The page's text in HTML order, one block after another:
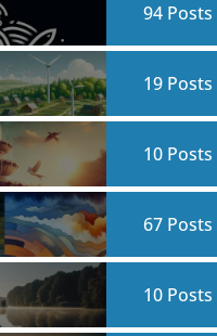
94 Posts
19 Posts
10 Posts
67 Posts
10 Posts